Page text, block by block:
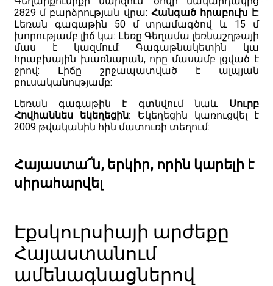
2829 մ բարձրության վրա: Հանգած հրաբուխ է:
Լեռան գագաթին 50 մ տրամագծով և 15 մ
խորությամբ լիճ կա: Լեռը Գեղամա լեռնաշղթայի
մաս է կազմում: Գագաթնակետին կա
հրաբխային խառնարան, որը մասամբ լցված է
ջրով: Լիճը շրջապատված է ալպյան
բուսականությամբ:
Լեռան գագաթին է գտնվում նաև Սուրբ
Հովհաննես եկեղեցին: Եկեղեցին կառուցվել է
2009 թվականին հին մատուռի տեղում:
Հայաստա՜ն, երկիր, որին կարելի է
սիրահարվել
Էքսկուրսիայի արժեքը
Հայաստանում
ամենագնացներով